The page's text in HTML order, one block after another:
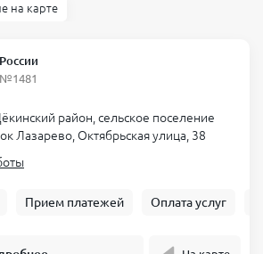
на карте
район, сельское поселение
Лазарево, Октябрьская улица, 38
Прием платежей Оплата услуг